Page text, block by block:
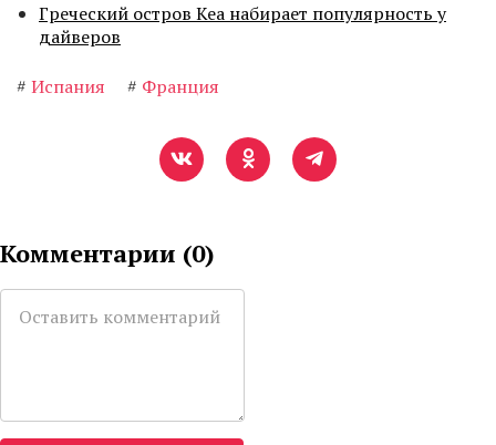
Греческий остров Кеа набирает популярность у
дайверов
# Испания # Франция
Комментарии (0)